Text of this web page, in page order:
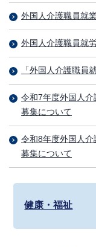
外国人介護職員就
外国人介護職員就
「外国人介護職員
令和7年度外国人
募集について
令和8年度外国人
募集について
健康・福祉